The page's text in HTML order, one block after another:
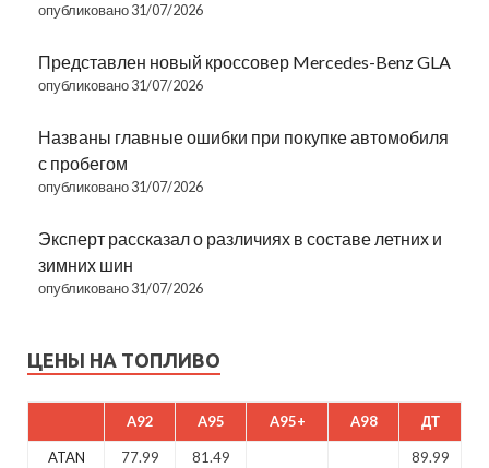
опубликовано 31/07/2026
Представлен новый кроссовер Mercedes-Benz GLA
опубликовано 31/07/2026
Названы главные ошибки при покупке автомобиля
с пробегом
опубликовано 31/07/2026
Эксперт рассказал о различиях в составе летних и
зимних шин
опубликовано 31/07/2026
ЦЕНЫ НА ТОПЛИВО
A92 A95 A95+ A98 ДТ
ATAN 77.99 81.49
89.99